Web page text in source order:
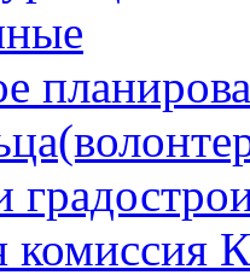
комиссия